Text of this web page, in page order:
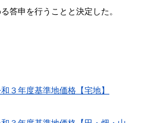
申を行うことと決定した。
３年度基準地価格【宅地】